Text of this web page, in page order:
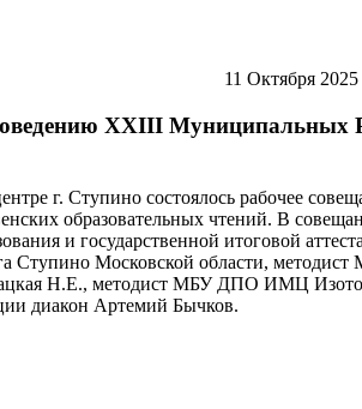
11 Октября 2025
XXIII Муниципальных
г. Ступино состоялось рабочее
образовательных чтений. В
и государственной итоговой
Ступино Московской области,
Н.Е., методист МБУ ДПО ИМЦ
диакон Артемий Бычков.